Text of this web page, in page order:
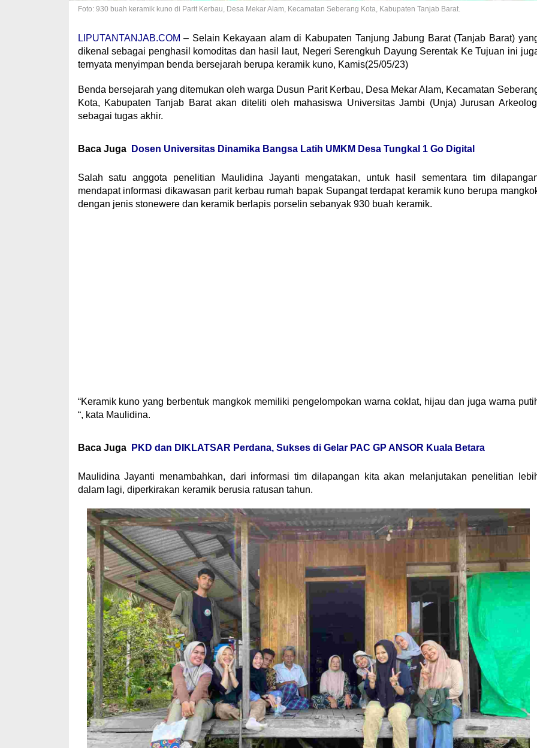
Foto: 930 buah keramik kuno di Parit Kerbau, Desa Mekar Alam, Kecamatan Seberang Kota, Kabupaten Tanjab Barat.
LIPUTANTANJAB.COM – Selain Kekayaan alam di Kabupaten Tanjung Jabung Barat (Tanjab Barat)
dikenal sebagai penghasil komoditas dan hasil laut, Negeri Serengkuh Dayung Serentak Ke Tujuan ini
ternyata menyimpan benda bersejarah berupa keramik kuno, Kamis(25/05/23)
Benda bersejarah yang ditemukan oleh warga Dusun Parit Kerbau, Desa Mekar Alam, Kecamatan
Kota, Kabupaten Tanjab Barat akan diteliti oleh mahasiswa Universitas Jambi (Unja) Jurusan
sebagai tugas akhir.
Baca Juga Dosen Universitas Dinamika Bangsa Latih UMKM Desa Tungkal 1 Go Digital
Salah satu anggota penelitian Maulidina Jayanti mengatakan, untuk hasil sementara tim
mendapat informasi dikawasan parit kerbau rumah bapak Supangat terdapat keramik kuno berupa
dengan jenis stonewere dan keramik berlapis porselin sebanyak 930 buah keramik.
“Keramik kuno yang berbentuk mangkok memiliki pengelompokan warna coklat, hijau dan juga warna
“, kata Maulidina.
Baca Juga PKD dan DIKLATSAR Perdana, Sukses di Gelar PAC GP ANSOR Kuala Betara
Maulidina Jayanti menambahkan, dari informasi tim dilapangan kita akan melanjutakan penelitian
dalam lagi, diperkirakan keramik berusia ratusan tahun.